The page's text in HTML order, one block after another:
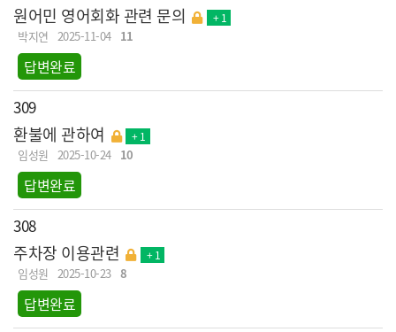
원어민 영어회화 관련 문의 + 1
박지연 2025-11-04 11
답변완료
309
환불에 관하여 + 1
임성원 2025-10-24 10
답변완료
308
주차장 이용관련 + 1
임성원 2025-10-23 8
답변완료